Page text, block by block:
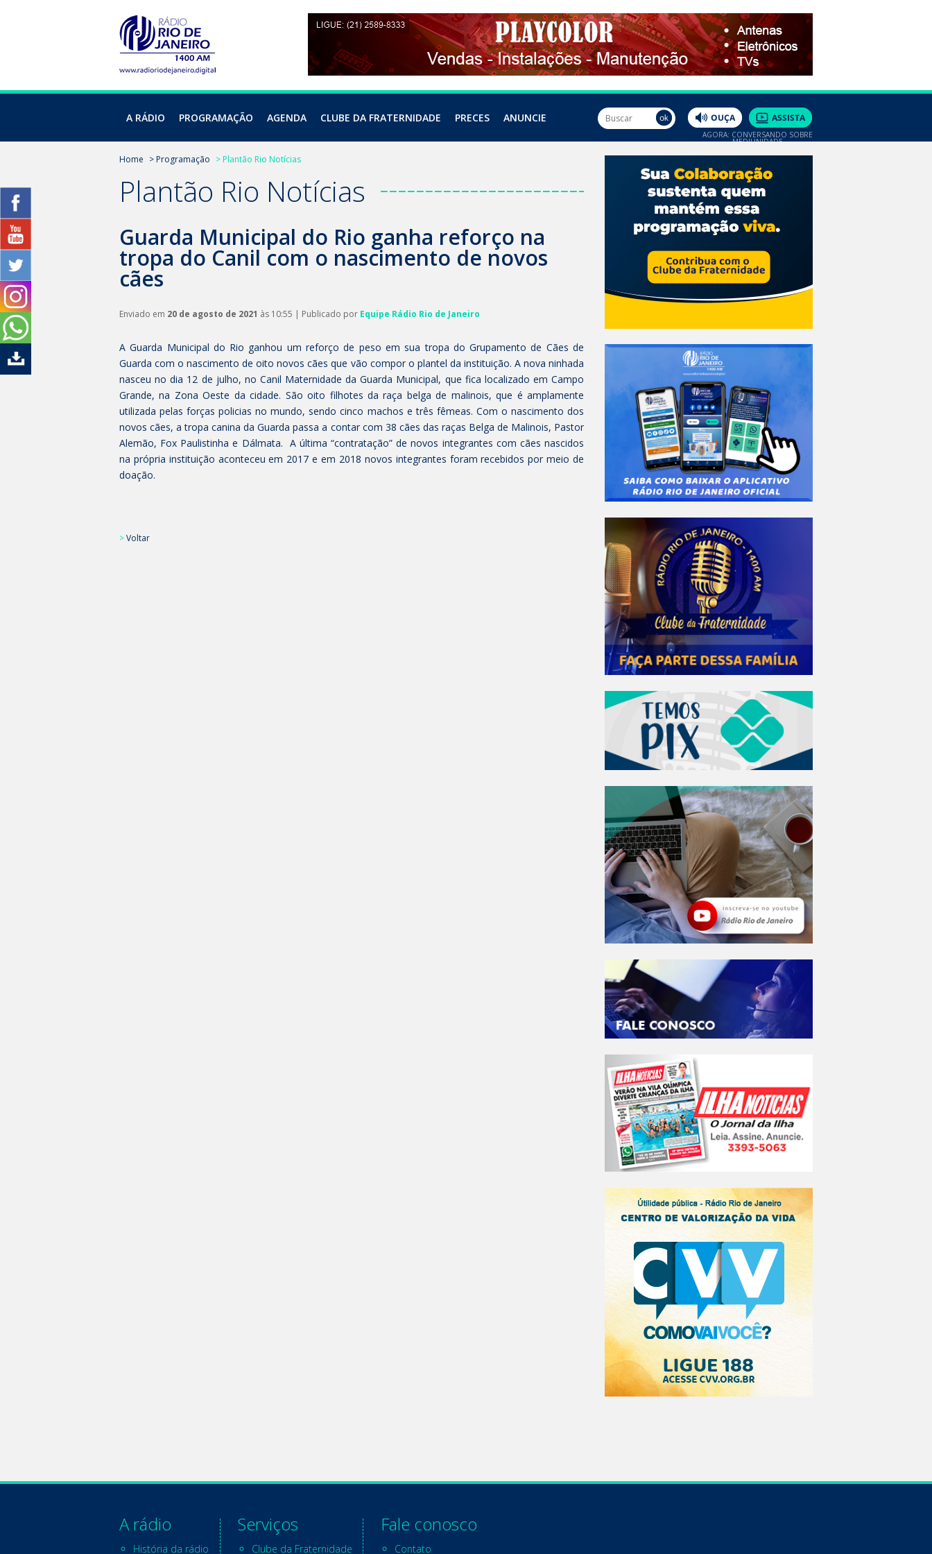
A RÁDIO PROGRAMAÇÃO AGENDA CLUBE DA FRATERNIDADE PRECES ANUNCIE
AGORA: CONVERSANDO SOBRE
MEDIUNIDADE
Home > Programação > Plantão Rio Notícias
Plantão Rio Notícias
Guarda Municipal do Rio ganha reforço na
tropa do Canil com o nascimento de novos
cães
Enviado em 20 de agosto de 2021 às 10:55 | Publicado por Equipe Rádio Rio de Janeiro
A Guarda Municipal do Rio ganhou um reforço de peso em sua tropa do Grupamento de Cães de
Guarda com o nascimento de oito novos cães que vão compor o plantel da instituição. A nova ninhada
nasceu no dia 12 de julho, no Canil Maternidade da Guarda Municipal, que fica localizado em Campo
Grande, na Zona Oeste da cidade. São oito filhotes da raça belga de malinois, que é amplamente
utilizada pelas forças policias no mundo, sendo cinco machos e três fêmeas. Com o nascimento dos
novos cães, a tropa canina da Guarda passa a contar com 38 cães das raças Belga de Malinois, Pastor
Alemão, Fox Paulistinha e Dálmata. A última “contratação” de novos integrantes com cães nascidos
na própria instituição aconteceu em 2017 e em 2018 novos integrantes foram recebidos por meio de
doação.
>Voltar
A rádio
História da rádio
Serviços
Clube da Fraternidade
Fale conosco
Contato